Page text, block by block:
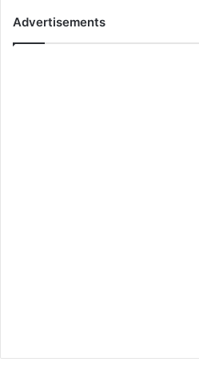
Advertisements